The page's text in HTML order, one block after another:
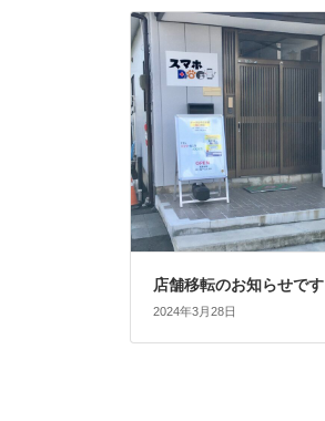
店舗移転のお知らせです
2024年3月28日